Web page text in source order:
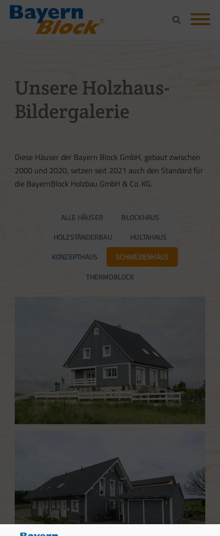
Unsere Holzhaus-
Bildergalerie
Diese Häuser der Bayern Block GmbH, gebaut zwischen
2000 und 2020, setzen seit 2021 auch den Standard für
die BayernBlock Holzbau GmbH & Co. KG.
ALLE HÄUSER
BLOCKHAUS
HOLZSTÄNDERBAU
HULTAHAUS
KONZEPTHAUS
SCHWEDENHAUS
THERMOBLOCK